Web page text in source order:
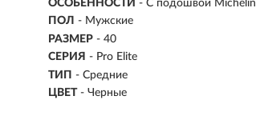
ОСОБЕННОСТИ - С подошвой Michelin
ПОЛ - Мужские
РАЗМЕР - 40
СЕРИЯ - Pro Elite
ТИП - Средние
ЦВЕТ - Черные